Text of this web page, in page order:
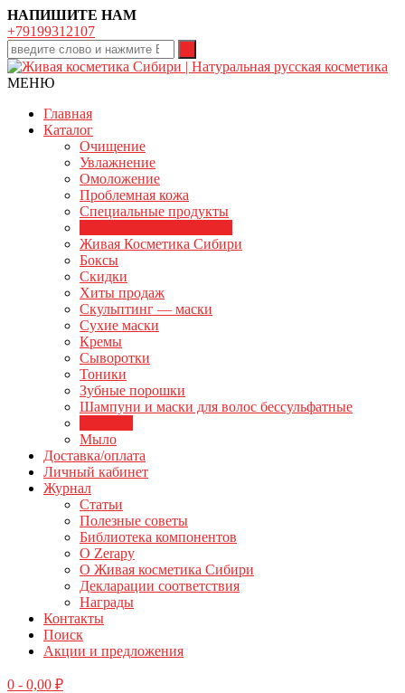
НАПИШИТЕ НАМ
+79199312107
МЕНЮ
Главная
Каталог
Очищение
Увлажнение
Омоложение
Проблемная кожа
Специальные продукты
Живая Косметика Сибири
Боксы
Скидки
Хиты продаж
Скульптинг — маски
Сухие маски
Кремы
Сыворотки
Тоники
Зубные порошки
Шампуни и маски для волос бессульфатные
Мыло
Доставка/оплата
Личный кабинет
Журнал
Статьи
Полезные советы
Библиотека компонентов
О Zerapy
О Живая косметика Сибири
Декларации соответствия
Награды
Контакты
Поиск
Акции и предложения
0 - 0,00 ₽